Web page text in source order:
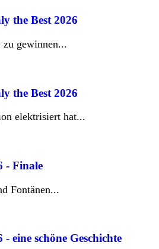
the Best 2026
gewinnen...
the Best 2026
elektrisiert hat...
- Finale
Fontänen...
eine schöne Geschichte